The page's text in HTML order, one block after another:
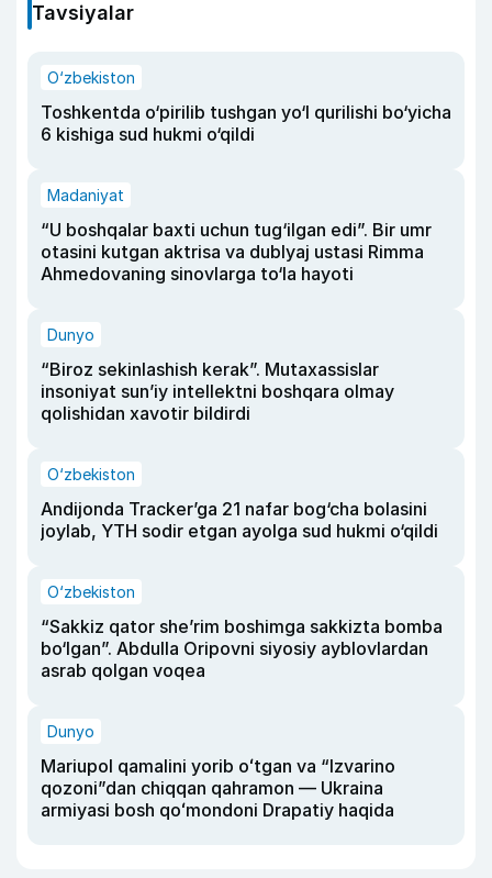
Tavsiyalar
O‘zbekiston
Toshkentda o‘pirilib tushgan yo‘l qurilishi bo‘yicha
6 kishiga sud hukmi o‘qildi
Madaniyat
“U boshqalar baxti uchun tug‘ilgan edi”. Bir umr
otasini kutgan aktrisa va dublyaj ustasi Rimma
Ahmedovaning sinovlarga to‘la hayoti
Dunyo
“Biroz sekinlashish kerak”. Mutaxassislar
insoniyat sun’iy intellektni boshqara olmay
qolishidan xavotir bildirdi
O‘zbekiston
Andijonda Tracker’ga 21 nafar bog‘cha bolasini
joylab, YTH sodir etgan ayolga sud hukmi o‘qildi
O‘zbekiston
“Sakkiz qator she’rim boshimga sakkizta bomba
bo‘lgan”. Abdulla Oripovni siyosiy ayblovlardan
asrab qolgan voqea
Dunyo
Mariupol qamalini yorib oʻtgan va “Izvarino
qozoni”dan chiqqan qahramon — Ukraina
armiyasi bosh qoʻmondoni Drapatiy haqida